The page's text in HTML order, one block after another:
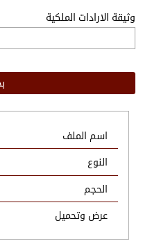
وثيقة الارادات الملكية
اسم الملف
النوع
الحجم
عرض وتحميل